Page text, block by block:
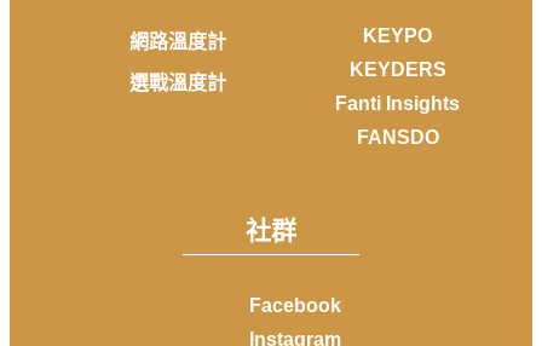
網路溫度計
選戰溫度計
KEYPO
KEYDERS
Fanti Insights
FANSDO
社群
Facebook
Instagram